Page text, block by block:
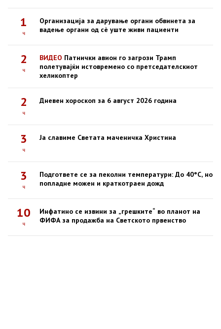
1
ч
Организација за дарување органи обвинета за
вадење органи од сè уште живи пациенти
2
ч
ВИДЕО Патнички авион го загрози Трамп
полетувајќи истовремено со претседателскиот
хеликоптер
2
ч
Дневен хороскоп за 6 август 2026 година
3
ч
Ја славиме Светата маченичка Христина
3
ч
Подгответе се за пеколни температури: До 40°C, но
попладне можен и краткотраен дожд
10
ч
Инфатино се извини за „грешките“ во планот на
ФИФА за продажба на Светското првенство